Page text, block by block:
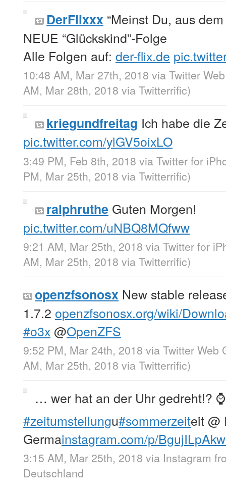
DerFlixxx “Meinst Du, aus
NEUE “Glückskind”-Folge
Alle Folgen auf: der-flix.de
10:48 AM, Mar 27th, 2018 via Twitter
AM, Mar 28th, 2018 via Twitterrific)
kriegundfreitag Ich habe die
pic.twitter.com/ylGV5oixLO
3:49 PM, Feb 8th, 2018 via Twitter for
PM, Mar 25th, 2018 via Twitterrific)
ralphruthe Guten Morgen!
pic.twitter.com/uNBQ8MQfww
9:21 AM, Mar 25th, 2018 via Twitter for
AM, Mar 25th, 2018 via Twitterrific)
openzfsonosx New stable
1.7.2 openzfsonosx.org/wiki/
#o3x@OpenZFS
9:52 PM, Mar 24th, 2018 via Twitter Web
AM, Mar 25th, 2018 via Twitterrific)
… wer hat an der Uhr gedreht!?
#zeitumstellungu#sommerzeiteit @
Germainstagram.com/p/
3:15 AM, Mar 25th, 2018 via Instagram
Deutschland